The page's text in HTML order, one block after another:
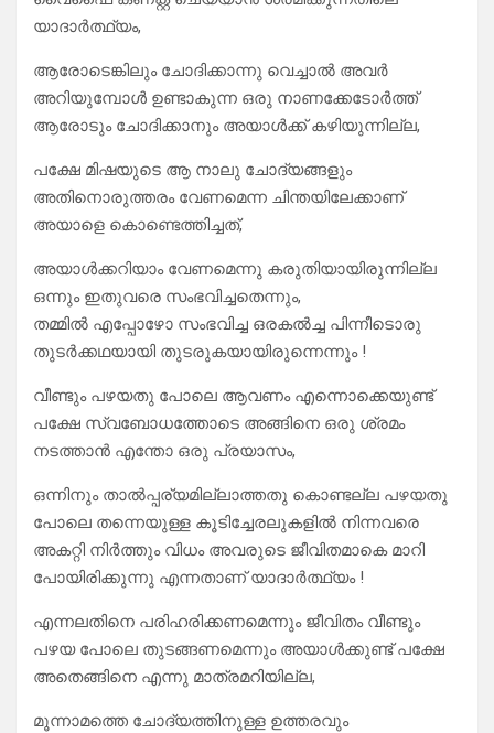
യാദാർത്ഥ്യം,
ആരോടെങ്കിലും ചോദിക്കാന്നു വെച്ചാൽ അവർ
അറിയുമ്പോൾ ഉണ്ടാകുന്ന ഒരു നാണക്കേടോർത്ത്
ആരോടും ചോദിക്കാനും അയാൾക്ക് കഴിയുന്നില്ല,
പക്ഷേ മിഷയുടെ ആ നാലു ചോദ്യങ്ങളും
അതിനൊരുത്തരം വേണമെന്ന ചിന്തയിലേക്കാണ്
അയാളെ കൊണ്ടെത്തിച്ചത്,
അയാൾക്കറിയാം വേണമെന്നു കരുതിയായിരുന്നില്ല
ഒന്നും ഇതുവരെ സംഭവിച്ചതെന്നും,
തമ്മിൽ എപ്പോഴോ സംഭവിച്ച ഒരകൽച്ച പിന്നീടൊരു
തുടർക്കഥയായി തുടരുകയായിരുന്നെന്നും !
വീണ്ടും പഴയതു പോലെ ആവണം എന്നൊക്കെയുണ്ട്
പക്ഷേ സ്വബോധത്തോടെ അങ്ങിനെ ഒരു ശ്രമം
നടത്താൻ എന്തോ ഒരു പ്രയാസം,
ഒന്നിനും താൽപ്പര്യമില്ലാത്തതു കൊണ്ടല്ല പഴയതു
പോലെ തന്നെയുള്ള കൂടിച്ചേരലുകളിൽ നിന്നവരെ
അകറ്റി നിർത്തും വിധം അവരുടെ ജീവിതമാകെ മാറി
പോയിരിക്കുന്നു എന്നതാണ് യാദാർത്ഥ്യം !
എന്നലതിനെ പരിഹരിക്കണമെന്നും ജീവിതം വീണ്ടും
പഴയ പോലെ തുടങ്ങണമെന്നും അയാൾക്കുണ്ട് പക്ഷേ
അതെങ്ങിനെ എന്നു മാത്രമറിയില്ല,
മൂന്നാമത്തെ ചോദ്യത്തിനുള്ള ഉത്തരവും